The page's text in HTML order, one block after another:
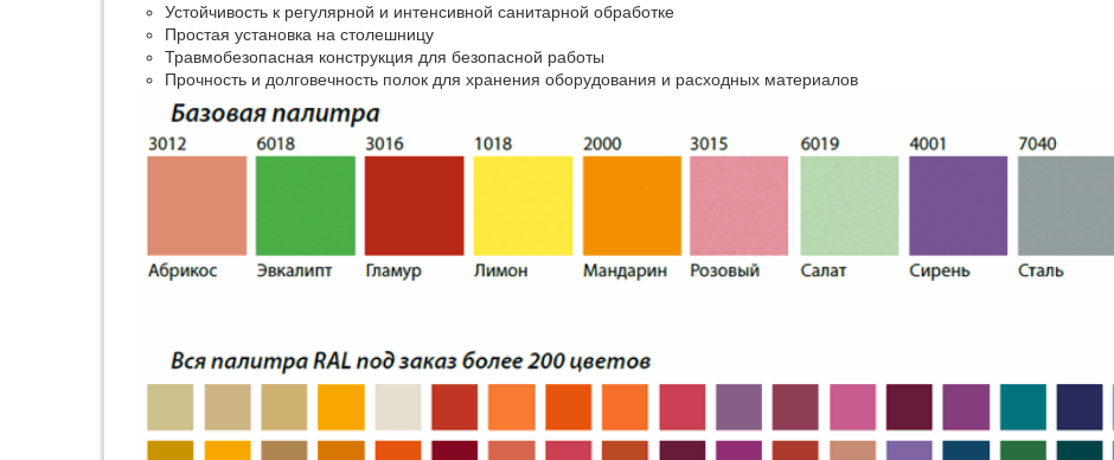
Устойчивость к регулярной и интенсивной санитарной обработке
Простая установка на столешницу
Травмобезопасная конструкция для безопасной работы
Прочность и долговечность полок для хранения оборудования и расходных материалов